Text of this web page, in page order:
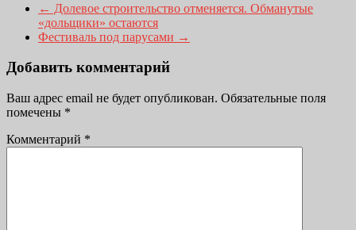
← Долевое строительство отменяется. Обманутые
«дольщики» остаются
Фестиваль под парусами →
Добавить комментарий
Ваш адрес email не будет опубликован. Обязательные поля
помечены *
Комментарий *